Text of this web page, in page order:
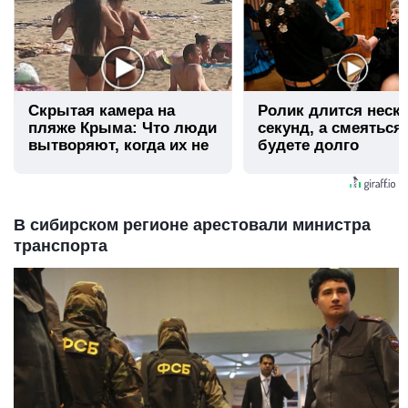
Скрытая камера на
пляже Крыма: Что люди
вытворяют, когда их не
Ролик длится
секунд, а
будете долго
В сибирском регионе арестовали министра
транспорта